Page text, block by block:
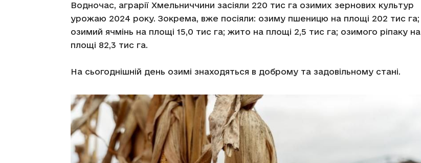
Водночас, аграрії Хмельниччини засіяли 220 тис га озимих зернових культур
урожаю 2024 року. Зокрема, вже посіяли: озиму пшеницю на площі 202 тис га;
озимий ячмінь на площі 15,0 тис га; жито на площі 2,5 тис га; озимого ріпаку на
площі 82,3 тис га.
На сьогоднішній день озимі знаходяться в доброму та задовільному стані.